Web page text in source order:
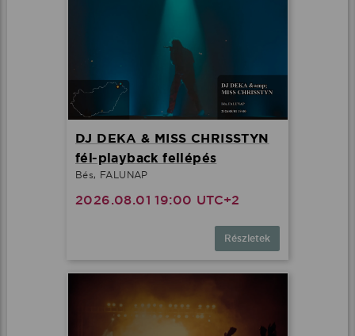
DJ DEKA & MISS CHRISSTYN
fél-playback fellépés
Bés, FALUNAP
2026.08.01 19:00 UTC+2
Részletek